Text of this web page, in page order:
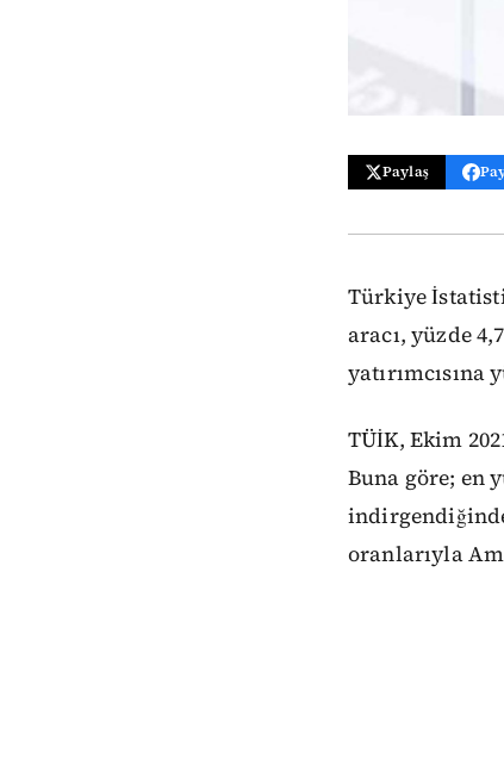
Paylaş
Türkiye
aracı, yüzde
yatırımcısına
TÜİK, Ekim
Buna göre; en
oranlarıyla